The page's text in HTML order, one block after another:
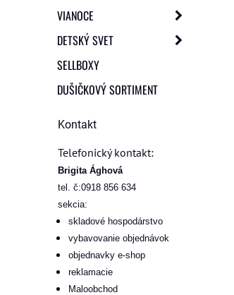
VIANOCE
DETSKÝ SVET
SELLBOXY
DUŠIČKOVÝ SORTIMENT
Kontakt
Telefonický kontakt:
Brigita Ághová
tel. č:0918 856 634
sekcia:
skladové hospodárstvo
vybavovanie objednávok
objednavky e-shop
reklamacie
Maloobchod